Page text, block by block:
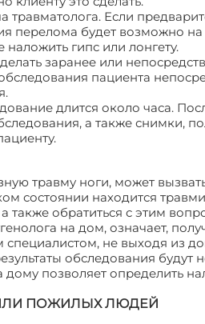
Если
перелома будет возможно
гипс или лонгету.
заранее или
пациента
длится около часа.
а также снимки,
травму ноги, может
состоянии находится
также обратиться с этим
на дом, означает,
не выходя из
обследования
позволяет определить
ПОЖИЛЫХ ЛЮДЕЙ